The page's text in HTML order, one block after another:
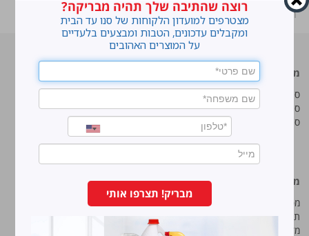
ראשי Shop
»מרכך כביסה מקסימה CALM מרוכז
סנו מפעלי ברונוס בע“מ
החרש 11 נוה נאמן, הוד השרון
טל:
מוצרים מובילים
סנו ז'אוול סופר ג'ל
סנו ז'אוול קצף ניקוי
סנו ז'אוול אבקת ניקוי
לנקות חלונות עם חיוך
עושים סדר בארון הנעליים
טיפים והמלצות מקצועיות לשימוש
מידע נוסף
מפת אתר
תנאי שימוש באתר
מדיניות ופרטיות
רוצה שהתיבה שלך תהיה מבריקה?
מצטרפים למועדון הלקוחות של סנו עד הבית
ומקבלים עדכונים, הטבות ומבצעים בלעדיים
על המוצרים האהובים
מבריק! תצרפו אותי